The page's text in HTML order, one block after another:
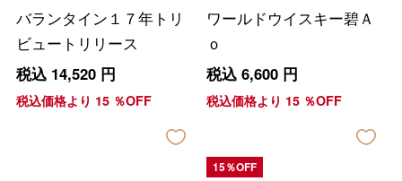
バランタイン１７年トリ
ビュートリリース
税込 14,520円
税込価格より 15％OFF
ワールドウイスキー碧Ａ
ｏ
税込 6,600円
税込価格より 15％OFF
15％OFF